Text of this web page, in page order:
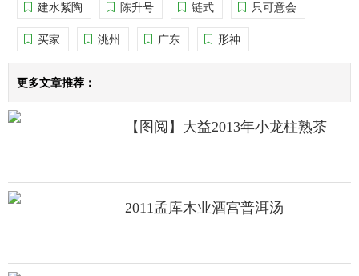
建水紫陶 陈升号 链式 只可意会
买家 洮州 广东 形神
更多文章推荐：
【图阅】大益2013年小龙柱熟茶
2011孟库木业酒宫普洱汤